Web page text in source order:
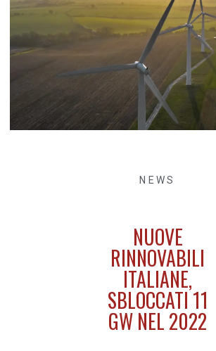
NEWS
NUOVE
RINNOVABILI
ITALIANE,
SBLOCCATI 11
GW NEL 2022